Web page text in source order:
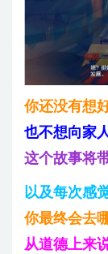
你还没有想
也不想向家
这个故事将
以及每次感
你最终会去
从道德上来